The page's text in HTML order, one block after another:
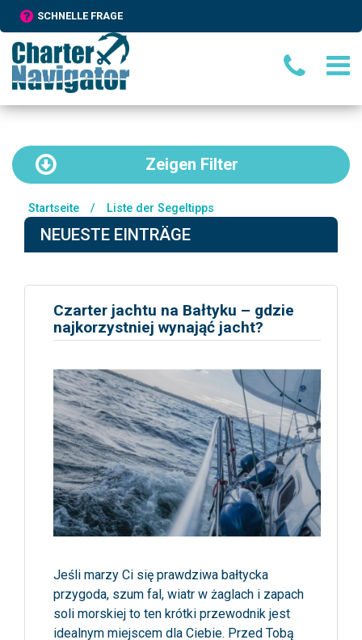
SCHNELLE FRAGE
Zeigen Filter
Startseite / Liste der Segeltipps
NEUESTE EINTRÄGE
Czarter jachtu na Bałtyku – gdzie
najkorzystniej wynająć jacht?
Jeśli marzy Ci się prawdziwa bałtycka
przygoda, szum fal, wiatr w żaglach i zapach
soli morskiej to ten krótki przewodnik jest
idealnym miejscem dla Ciebie. Przed Tobą